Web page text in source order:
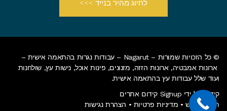
לחיוג מהיר בנייד >>>
© כל הזכויות שמורות – Nagarut – עבודות נגרות בהתאמה אישית –
ארונות אמבטיה, ארונות הזזה, מזנונים, פינות אוכל, נישות עץ, שולחנות
ועוד שלל עבודות עץ בהתאמה אישית.
קידום על ידי Signup קידום אתרים
תנאי שימוש • מדיניות פרטיות • הצהרת נגישות